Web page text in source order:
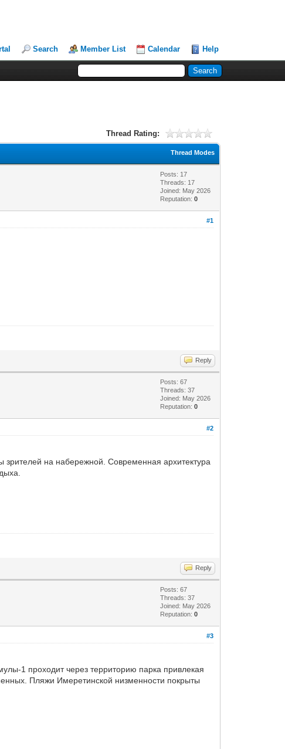
Search Member List Calendar Help
Thread Rating:
Thread Modes
Posts: 17
Threads: 17
Joined: May 2026
Reputation:0
#1
Reply
Posts: 67
Threads: 37
Joined: May 2026
Reputation:0
#2
на набережной. Современная архитектура
Reply
Posts: 67
Threads: 37
Joined: May 2026
Reputation:0
#3
1 проходит через территорию парка привлекая
Пляжи Имеретинской низменности покрыты